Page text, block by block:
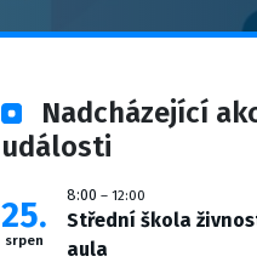
Nadcházející
události
25
srpen
8:00 – 12:00
Střední škola
aula